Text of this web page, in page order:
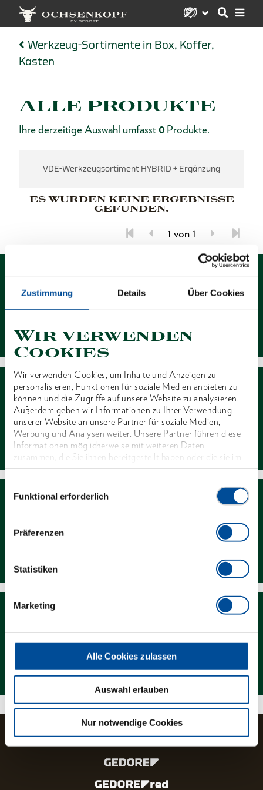
Zustimmung Details Über Cookies
Wir verwenden
Cookies
Wir verwenden Cookies, um Inhalte und Anzeigen zu
personalisieren, Funktionen für soziale Medien anbieten zu
können und die Zugriffe auf unsere Website zu analysieren.
Außerdem geben wir Informationen zu Ihrer Verwendung
unserer Website an unsere Partner für soziale Medien,
Werbung und Analysen weiter. Unsere Partner führen diese
Informationen möglicherweise mit weiteren Daten
zusammen, die Sie ihnen bereitgestellt haben oder die sie im
Rahmen Ihrer Nutzung der Dienste gesammelt haben. Unsere
Funktional erforderlich
Präferenzen
Statistiken
Marketing
Alle Cookies zulassen
Auswahl erlauben
Nur notwendige Cookies
Werkzeug-Sortimente in Box, Koffer,
Kasten
ALLE PRODUKTE
Ihre derzeitige Auswahl umfasst 0 Produkte.
VDE-Werkzeugsortiment HYBRID + Ergänzung
ES WURDEN KEINE ERGEBNISSE
GEFUNDEN.
1 von 1
Kontakt
Händlersuche
Magazin
Die Marken und Produktlinien der GEDORE Gruppe